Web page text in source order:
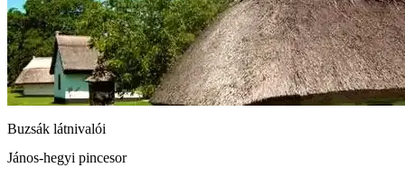
Buzsák látnivalói
János-hegyi pincesor